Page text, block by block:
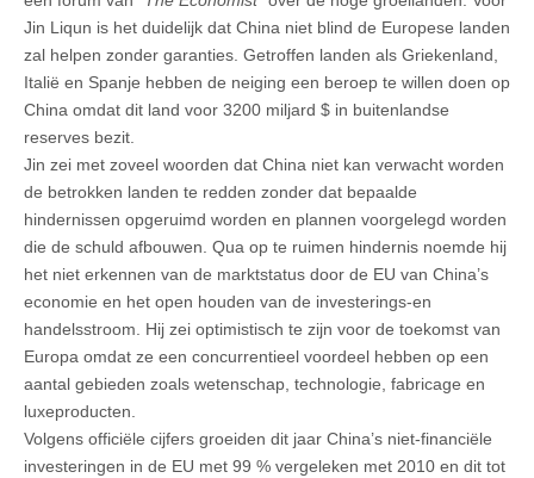
Jin Liqun is het duidelijk dat China niet blind de Europese landen
zal helpen zonder garanties. Getroffen landen als Griekenland,
Italië en Spanje hebben de neiging een beroep te willen doen op
China omdat dit land voor 3200 miljard $ in buitenlandse
reserves bezit.
Jin zei met zoveel woorden dat China niet kan verwacht worden
de betrokken landen te redden zonder dat bepaalde
hindernissen opgeruimd worden en plannen voorgelegd worden
die de schuld afbouwen. Qua op te ruimen hindernis noemde hij
het niet erkennen van de marktstatus door de EU van China’s
economie en het open houden van de investerings-en
handelsstroom. Hij zei optimistisch te zijn voor de toekomst van
Europa omdat ze een concurrentieel voordeel hebben op een
aantal gebieden zoals wetenschap, technologie, fabricage en
luxeproducten.
Volgens officiële cijfers groeiden dit jaar China’s niet-financiële
investeringen in de EU met 99 % vergeleken met 2010 en dit tot